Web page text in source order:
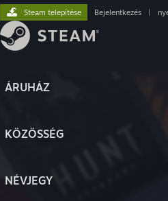
ÁRUHÁZ
KÖZÖSSÉG
NÉVJEGY
Steam telepítése Bejelentkezés